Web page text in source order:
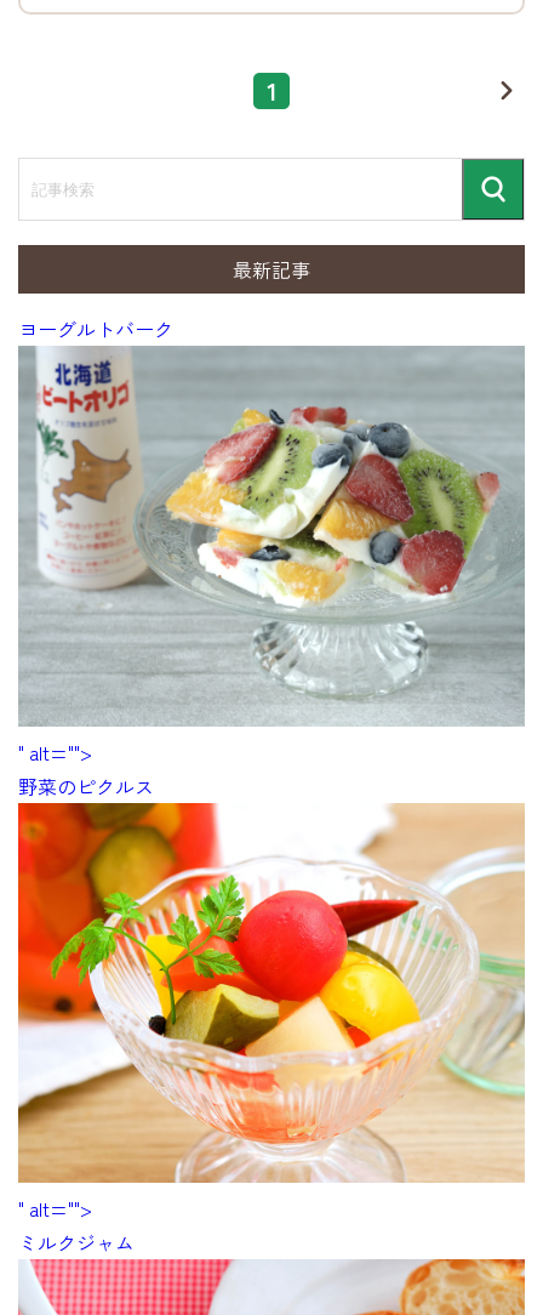
1ペー
目
次
記
事
検
索
最新記事
ヨーグルトバーク
" alt="">
野菜のピクルス
" alt="">
ミルクジャム